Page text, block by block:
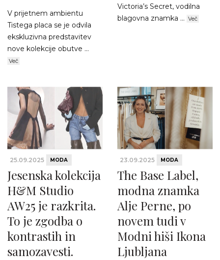
V prijetnem ambientu
Tistega placa se je odvila
ekskluzivna predstavitev
nove kolekcije obutve ...
Več
Victoria’s Secret, vodilna
blagovna znamka ... Več
25.09.2025 MODA
Jesenska kolekcija
H&M Studio
AW25 je razkrita.
To je zgodba o
kontrastih in
samozavesti.
23.09.2025 MODA
The Base Label,
modna znamka
Alje Perne, po
novem tudi v
Modni hiši Ikona
Ljubljana